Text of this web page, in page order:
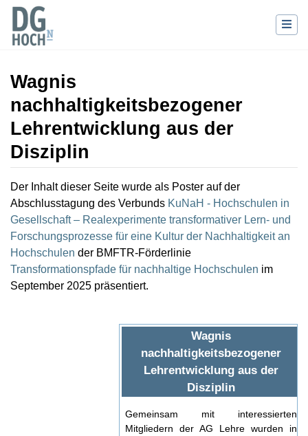
Wagnis
nachhaltigkeitsbezogener
Lehrentwicklung aus der
Disziplin
Wechseln zu:Navigation,Suche
Der Inhalt dieser Seite wurde als Poster auf der
Abschlusstagung des Verbunds KuNaH - Hochschulen in
Gesellschaft – Realexperimente transformativer Lern- und
Forschungsprozesse für eine Kultur der Nachhaltigkeit an
Hochschulen der BMFTR-Förderlinie
Transformationspfade für nachhaltige Hochschulen im
September 2025 präsentiert.
Wagnis
nachhaltigkeitsbezogener
Lehrentwicklung aus der
Disziplin
Gemeinsam mit interessierten
Mitgliedern der AG Lehre wurden in